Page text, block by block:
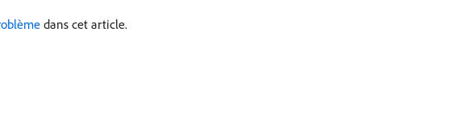
dans cet article.